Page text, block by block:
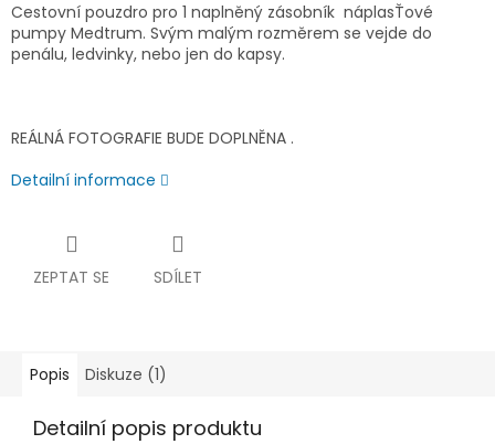
Cestovní pouzdro pro 1 naplněný zásobník náplasŤové
pumpy Medtrum. Svým malým rozměrem se vejde do
penálu, ledvinky, nebo jen do kapsy.
REÁLNÁ FOTOGRAFIE BUDE DOPLNĚNA .
Detailní informace
ZEPTAT SE SDÍLET
Popis Diskuze (1)
Detailní popis produktu